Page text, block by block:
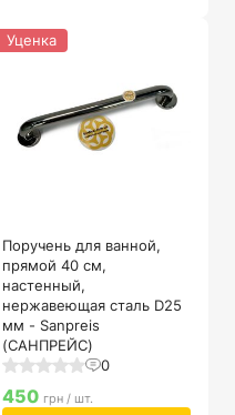
Поручень для ванной,
прямой 40 см,
настенный,
нержавеющая сталь D25
мм - Sanpreis
(САНПРЕЙС)
0
Уценка
450 грн / шт.